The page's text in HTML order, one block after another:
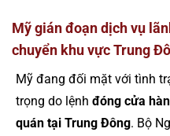
Mỹ gián đoạn dịch vụ
chuyển khu vực Trung
Mỹ đang đối mặt với tình
trọng do lệnh đóng cửa
quán tại Trung Đông. Bộ